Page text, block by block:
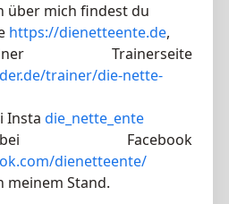
über mich findest du
https://dienetteente.de,
Trainerseite
trainer/die-nette-
Insta die_nette_ente
Facebook
dienetteente/
meinem Stand.